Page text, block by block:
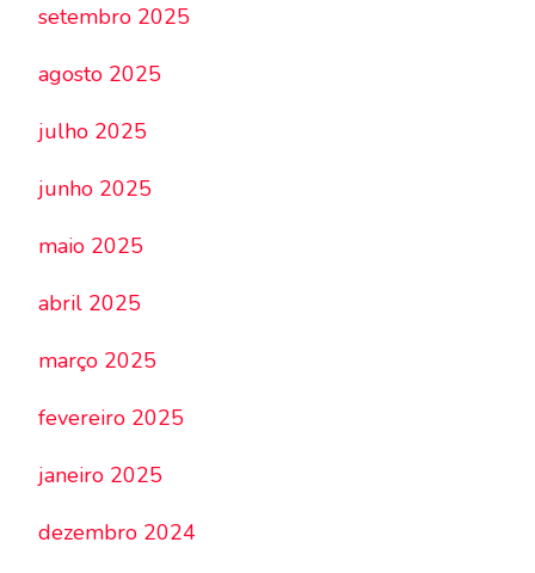
setembro 2025
agosto 2025
julho 2025
junho 2025
maio 2025
abril 2025
março 2025
fevereiro 2025
janeiro 2025
dezembro 2024